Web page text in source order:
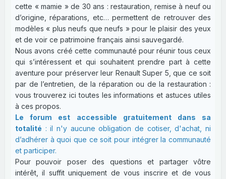
cette « mamie » de 30 ans : restauration, remise à neuf ou
d’origine, réparations, etc… permettent de retrouver des
modèles « plus neufs que neufs » pour le plaisir des yeux
et de voir ce patrimoine français ainsi sauvegardé.
Nous avons créé cette communauté pour réunir tous ceux
qui s’intéressent et qui souhaitent prendre part à cette
aventure pour préserver leur Renault Super 5, que ce soit
par de l’entretien, de la réparation ou de la restauration :
vous trouverez ici toutes les informations et astuces utiles
à ces propos.
Le forum est accessible gratuitement dans sa
totalité : il n'y aucune obligation de cotiser, d'achat, ni
d’adhérer à quoi que ce soit pour intégrer la communauté
et participer.
Pour pouvoir poser des questions et partager vôtre
intérêt, il suffit uniquement de vous inscrire et de vous